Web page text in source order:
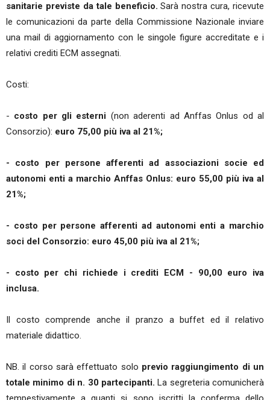
sanitarie previste da tale beneficio. Sarà nostra cura, ricevute
le comunicazioni da parte della Commissione Nazionale inviare
una mail di aggiornamento con le singole figure accreditate e i
relativi crediti ECM assegnati.
Costi:
- costo per gli esterni (non aderenti ad Anffas Onlus od al
Consorzio): euro 75,00 più iva al 21%;
- costo per persone afferenti ad associazioni socie ed
autonomi enti a marchio Anffas Onlus: euro 55,00 più iva al
21%;
- costo per persone afferenti ad autonomi enti a marchio
soci del Consorzio: euro 45,00 più iva al 21%;
- costo per chi richiede i crediti ECM - 90,00 euro iva
inclusa.
Il costo comprende anche il pranzo a buffet ed il relativo
materiale didattico.
NB. il corso sarà effettuato solo previo raggiungimento di un
totale minimo di n. 30 partecipanti. La segreteria comunicherà